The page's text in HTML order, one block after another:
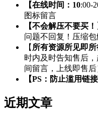
【在线时间：10:00-
图标留言
【不会解压不要买！
问题不回复！压缩
【 所有资源所见即
时内及时告知售后
间留言，上线即售后
【PS：防止滥用链
近期文章